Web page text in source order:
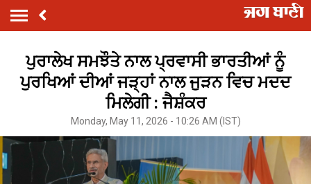
ਪੁਰਾਲੇਖ ਸਮਝੌਤੇ ਨਾਲ ਪ੍ਰਵਾਸੀ ਭਾਰਤੀਆਂ ਨੂੰ
ਪੁਰਖਿਆਂ ਦੀਆਂ ਜੜ੍ਹਾਂ ਨਾਲ ਜੁੜਨ ਵਿਚ ਮਦਦ
ਮਿਲੇਗੀ : ਜੈਸ਼ੰਕਰ
Monday, May 11, 2026 - 10:26 AM (IST)